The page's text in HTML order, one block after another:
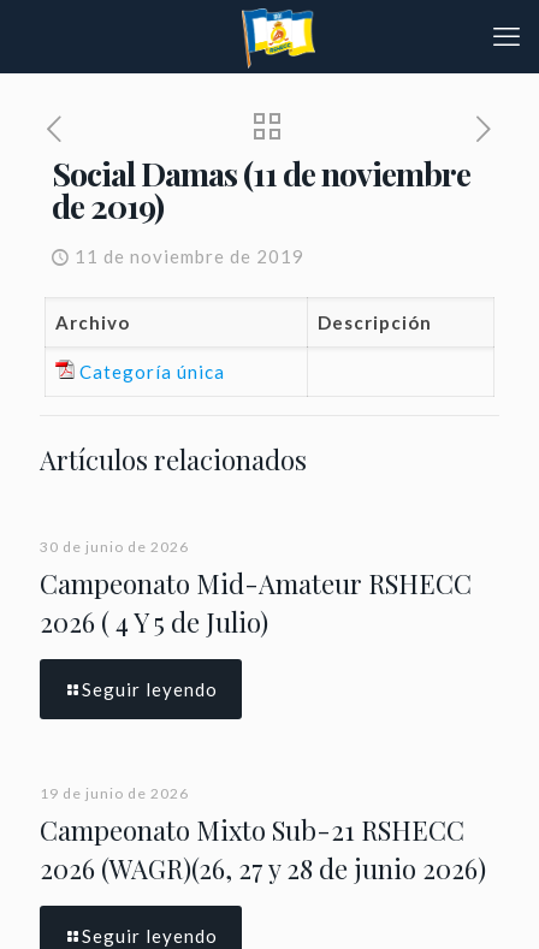
Social Damas (11 de noviembre
de 2019)
11 de noviembre de 2019
Archivo Descripción
Categoría única
Artículos relacionados
30 de junio de 2026
Campeonato Mid-Amateur RSHECC
2026 ( 4 Y 5 de Julio)
Seguir leyendo
19 de junio de 2026
Campeonato Mixto Sub-21 RSHECC
2026 (WAGR)(26, 27 y 28 de junio 2026)
Seguir leyendo